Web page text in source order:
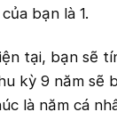
bạn là 1.
tại, bạn sẽ
kỳ 9 năm sẽ
là năm cá